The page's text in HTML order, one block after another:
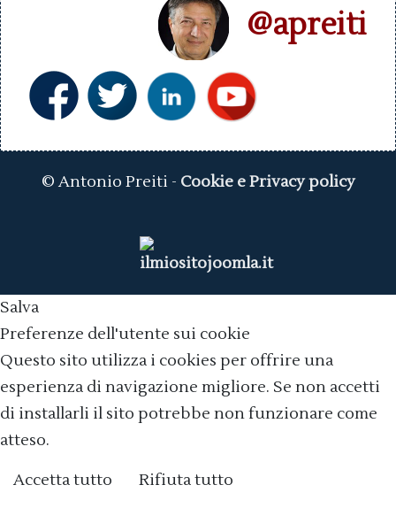
@apreiti
© Antonio Preiti - Cookie e Privacy policy
Salva
Preferenze dell'utente sui cookie
Questo sito utilizza i cookies per offrire una
esperienza di navigazione migliore. Se non accetti
di installarli il sito potrebbe non funzionare come
atteso.
Accetta tutto
Rifiuta tutto